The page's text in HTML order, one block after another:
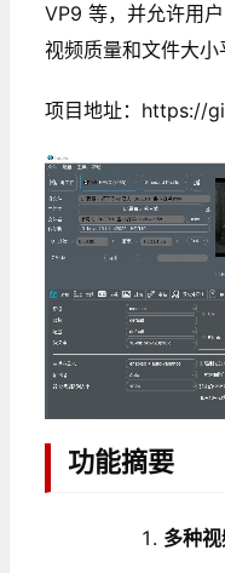
VP9 等，并允许用
视频质量和文件大小
项目地址：https://
功能摘要
多种